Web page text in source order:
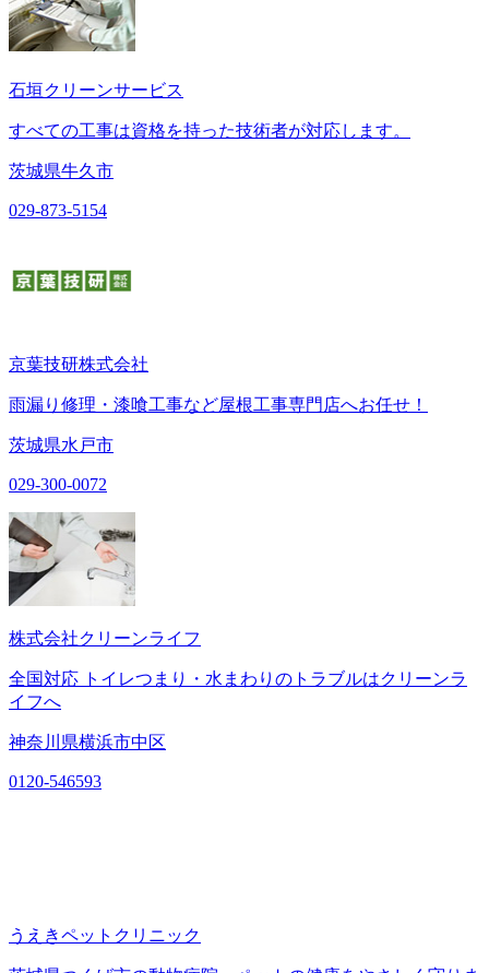
石垣クリーンサービス
すべての工事は資格を持った技術者が対応します。
茨城県牛久市
029-873-5154
京葉技研株式会社
雨漏り修理・漆喰工事など屋根工事専門店へお任せ！
茨城県水戸市
029-300-0072
株式会社クリーンライフ
全国対応 トイレつまり・水まわりのトラブルはクリーンラ
イフへ
神奈川県横浜市中区
0120-546593
うえきペットクリニック